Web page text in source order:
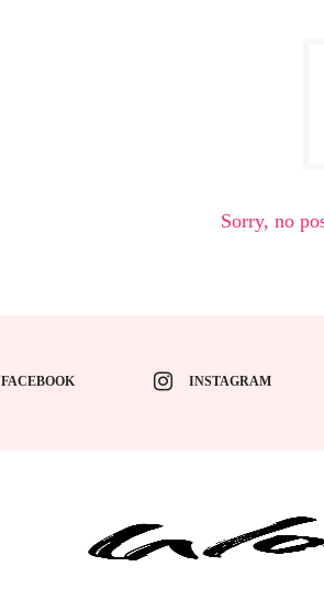
Sorry, no
FACEBOOK INSTAGRAM